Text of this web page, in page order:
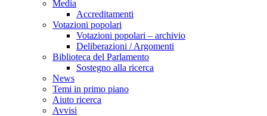
Media
Accreditamenti
Votazioni popolari
Votazioni popolari – archivio
Deliberazioni / Argomenti
Biblioteca del Parlamento
Sostegno alla ricerca
News
Temi in primo piano
Aiuto ricerca
Avvisi